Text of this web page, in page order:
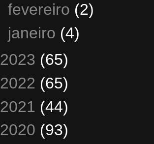
fevereiro (2)
janeiro (4)
2023 (65)
2022 (65)
2021 (44)
2020 (93)